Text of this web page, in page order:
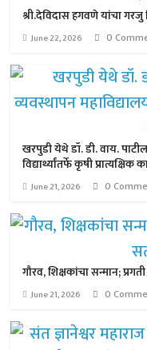
श्री.देविदास हगवणे यांचा गरजु
June 22, 2026 0
खरपुडी येथे डॉ. डी. वाय.
विद्यार्थ्यांतर्फे कृषी प्रात्यक्षिक
June 21, 2026 0
गौरव, शिक्षकांचा सन्मान;
June 21, 2026 0